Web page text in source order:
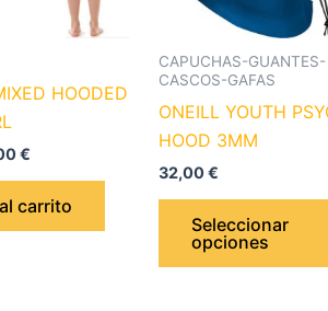
HOODED
€
carrito
CAPUCHAS-GUANTES-
CASCOS-GAFAS
ONEILL YOUTH
HOOD 3MM
32,00€
Seleccionar
opciones